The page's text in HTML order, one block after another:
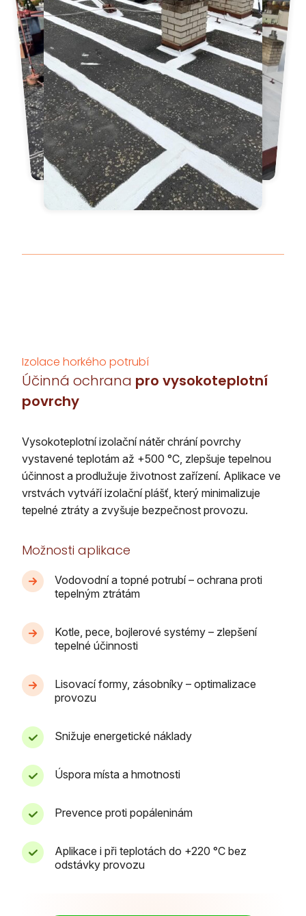
Izolace horkého potrubí
Účinná ochrana pro vysokoteplotní
povrchy
Vysokoteplotní izolační nátěr chrání povrchy
vystavené teplotám až +500 °C, zlepšuje tepelnou
účinnost a prodlužuje životnost zařízení. Aplikace ve
vrstvách vytváří izolační plášť, který minimalizuje
tepelné ztráty a zvyšuje bezpečnost provozu.
Možnosti aplikace
Vodovodní a topné potrubí – ochrana proti
tepelným ztrátám
Kotle, pece, bojlerové systémy – zlepšení
tepelné účinnosti
Lisovací formy, zásobníky – optimalizace
provozu
Snižuje energetické náklady
Úspora místa a hmotnosti
Prevence proti popáleninám
Aplikace i při teplotách do +220 °C bez
odstávky provozu